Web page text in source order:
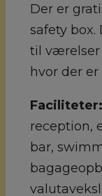
Der er
safety box.
til værelser
hvor der
Faciliteter:
reception,
bar,